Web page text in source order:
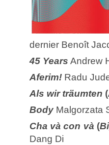
dernier Benoît
45 Years Andrew
Aferim! Radu
Als wir träumten (
Body Malgorzata
Cha và con và (
Dang Di